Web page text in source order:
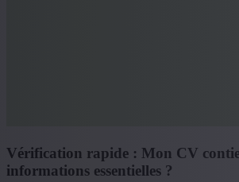
Vérification rapide : Mon CV
informations essentielles ?